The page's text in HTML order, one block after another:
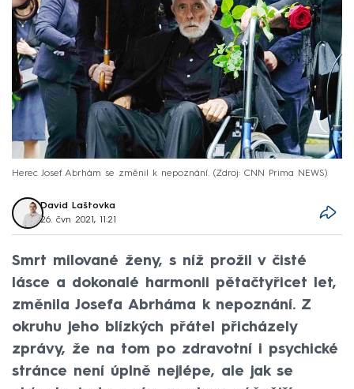
Herec Josef Abrhám se změnil k nepoznání. Zdroj: CNN Prima NEWS
David Laštovka
26. čvn 2021, 11:21
Smrt milované ženy, s níž prožil v čisté
lásce a dokonalé harmonii pětačtyřicet let,
změnila Josefa Abrháma k nepoznání. Z
okruhu jeho blízkých přátel přicházely
zprávy, že na tom po zdravotní i psychické
stránce není úplně nejlépe, ale jak se